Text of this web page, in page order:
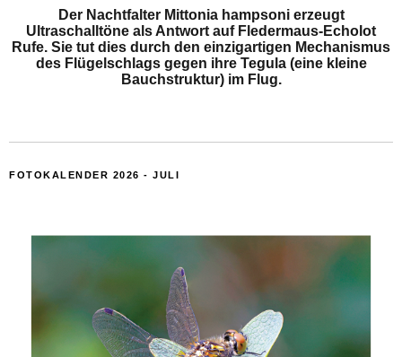
Der Nachtfalter Mittonia hampsoni erzeugt
Ultraschalltöne als Antwort auf Fledermaus-Echolot
Rufe. Sie tut dies durch den einzigartigen Mechanismus
des Flügelschlags gegen ihre Tegula (eine kleine
Bauchstruktur) im Flug.
FOTOKALENDER 2026 - JULI